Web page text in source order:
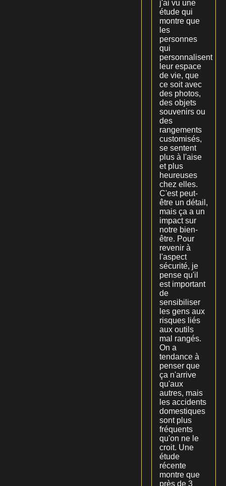
j'ai vu une
étude qui
montre que
les
personnes
qui
personnalisent
leur espace
de vie, que
ce soit avec
des photos,
des objets
souvenirs ou
des
rangements
customisés,
se sentent
plus à l'aise
et plus
heureuses
chez elles.
C'est peut-
être un détail,
mais ça a un
impact sur
notre bien-
être. Pour
revenir à
l'aspect
sécurité, je
pense qu'il
est important
de
sensibiliser
les gens aux
risques liés
aux outils
mal rangés.
On a
tendance à
penser que
ça n'arrive
qu'aux
autres, mais
les accidents
domestiques
sont plus
fréquents
qu'on ne le
croit. Une
étude
récente
montre que
près de 3